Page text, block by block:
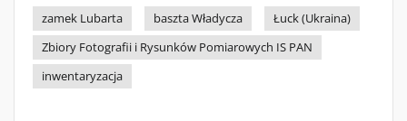
zamek Lubarta
baszta Władycza
Łuck (Ukraina)
Zbiory Fotografii i Rysunków Pomiarowych IS PAN
inwentaryzacja